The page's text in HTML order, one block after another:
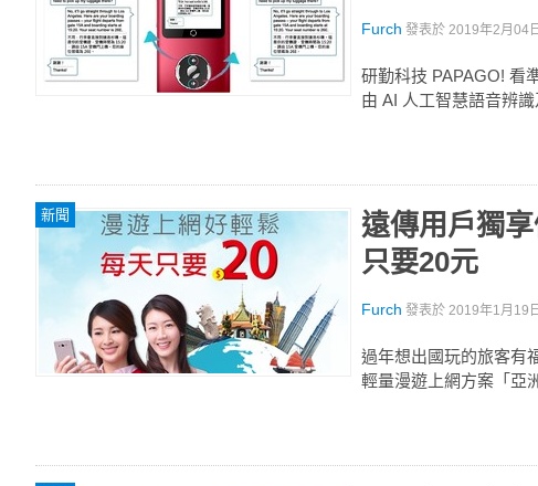
Furch 發表於 2019年2月04
研勤科技 PAPAGO! 看
由 AI 人工智慧語音辨
新聞
遠傳用戶獨
只要20元
Furch 發表於 2019年1月19
過年想出國玩的旅客有
輕量漫遊上網方案「亞